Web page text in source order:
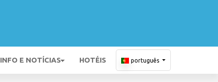
INFO E NOTÍCIAS HOTÉIS português